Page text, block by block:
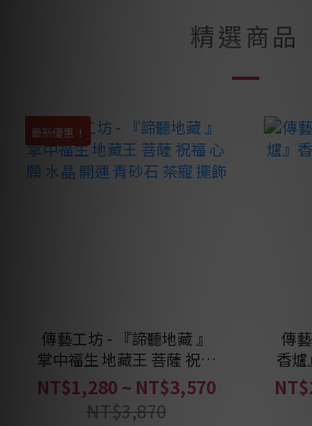
精選商品
最新優惠！
傳藝工坊 - 『諦聽地藏 』
掌中福生 地藏王 菩薩 祝福
心願 水晶 開運 青砂石 茶
寵 擺飾
NT$1,280 ~ NT$3,570
NT$3,870
傳
香爐